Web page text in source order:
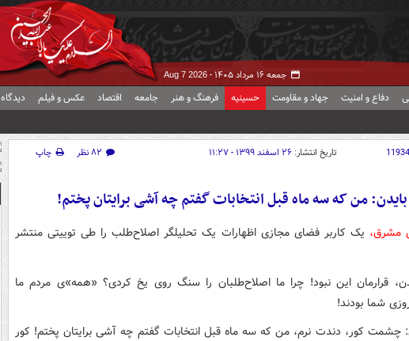
جمعه ۱۶ مرداد ۱۴۰۵ - Aug 7 2026
دفاع و امنیت جهاد و مقاومت حسینیه فرهنگ و هنر جامعه اقتصاد عکس و فیلم دیدگاه
تاریخ انتشار: ۲۶ اسفند ۱۳۹۹ - ۱۱:۲۷ ۸۲ نظر چاپ
بایدن: من که سه ماه قبل انتخابات گفتم چه آشی برایتان پختم!
مشرق، یک کاربر فضای مجازی اظهارات یک تحلیلگر اصلاح‌طلب را طی توییتی منتشر
قرارمان این نبود! چرا ما اصلاح‌طلبان را سنگ روی یخ کردی؟ «همه»ی مردم ما
شما بودند!
چشمت کور، دندت نرم، من که سه ماه قبل انتخابات گفتم چه آشی برایتان پختم! کور